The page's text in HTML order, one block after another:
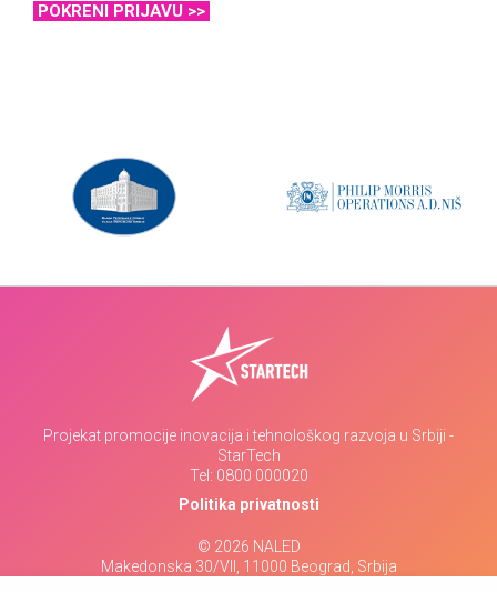
POKRENI PRIJAVU >>
Projekat promocije inovacija i tehnološkog razvoja u Srbiji -
StarTech
Tel: 0800 000020
Politika privatnosti
© 2026 NALED
Makedonska 30/VII, 11000 Beograd, Srbija